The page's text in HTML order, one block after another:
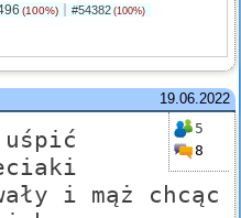
(100%) #54382 (100%)
19.06.2022
5
8
i mąż chcąc